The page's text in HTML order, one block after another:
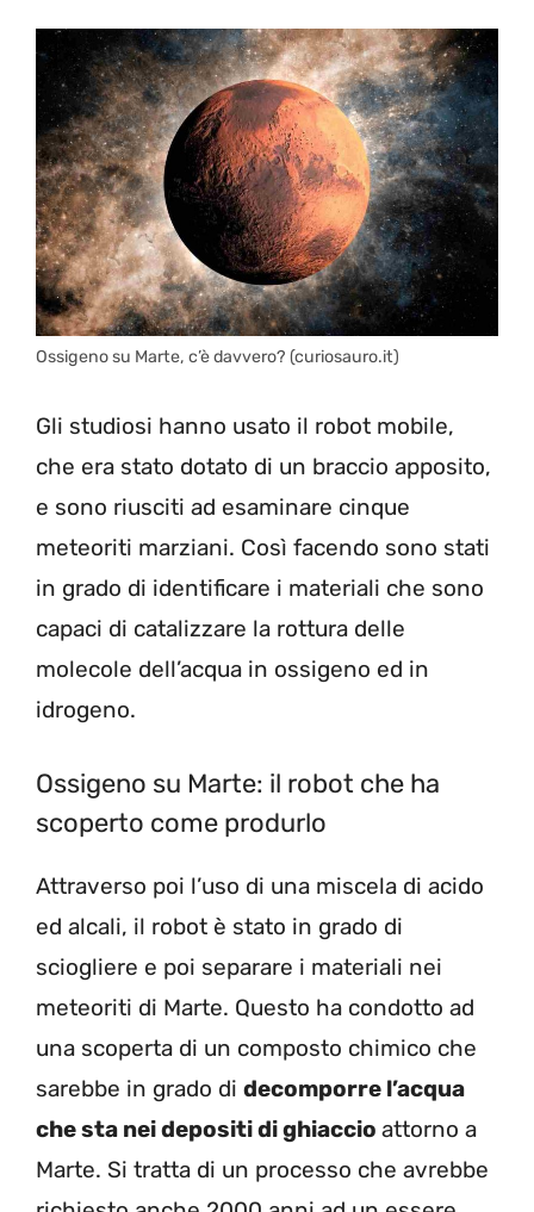
Ossigeno su Marte, c’è davvero? (curiosauro.it)
Gli studiosi hanno usato il robot mobile,
che era stato dotato di un braccio apposito,
e sono riusciti ad esaminare cinque
meteoriti marziani. Così facendo sono stati
in grado di identificare i materiali che sono
capaci di catalizzare la rottura delle
molecole dell’acqua in ossigeno ed in
idrogeno.
Ossigeno su Marte: il robot che ha
scoperto come produrlo
Attraverso poi l’uso di una miscela di acido
ed alcali, il robot è stato in grado di
sciogliere e poi separare i materiali nei
meteoriti di Marte. Questo ha condotto ad
una scoperta di un composto chimico che
sarebbe in grado di decomporre l’acqua
che sta nei depositi di ghiaccio attorno a
Marte. Si tratta di un processo che avrebbe